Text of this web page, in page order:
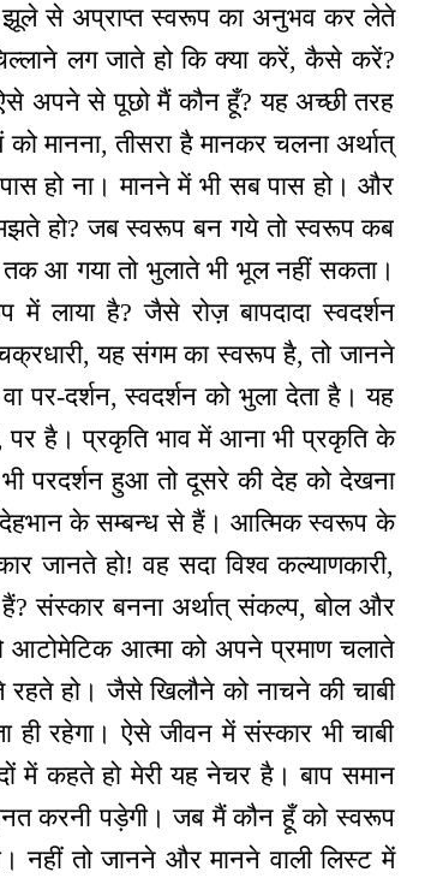
झूले से अप्राप्त स्वरूप का अनुभव कर लेते
लग जाते हो कि क्या करें, कैसे करें?
अपने से पूछो मैं कौन हूँ? यह अच्छी तरह
मानना, तीसरा है मानकर चलना अर्थात्
हो ना। मानने में भी सब पास हो। और
हो? जब स्वरूप बन गये तो स्वरूप कब
आ गया तो भुलाते भी भूल नहीं सकता।
है? जैसे रोज़ बापदादा स्वदर्शन
यह संगम का स्वरूप है, तो जानने
पर-दर्शन, स्वदर्शन को भुला देता है। यह
पर है। प्रकृति भाव में आना भी प्रकृति के
परदर्शन हुआ तो दूसरे की देह को देखना
देहभान के सम्बन्ध से हैं। आत्मिक स्वरूप के
हो! वह सदा विश्व कल्याणकारी,
संस्कार बनना अर्थात् संकल्प, बोल और
आटोमेटिक आत्मा को अपने प्रमाण चलाते
हो। जैसे खिलौने को नाचने की चाबी
ही रहेगा। ऐसे जीवन में संस्कार भी चाबी
में कहते हो मेरी यह नेचर है। बाप समान
करनी पड़ेगी। जब मैं कौन हूँ को स्वरूप
तो जानने और मानने वाली लिस्ट में